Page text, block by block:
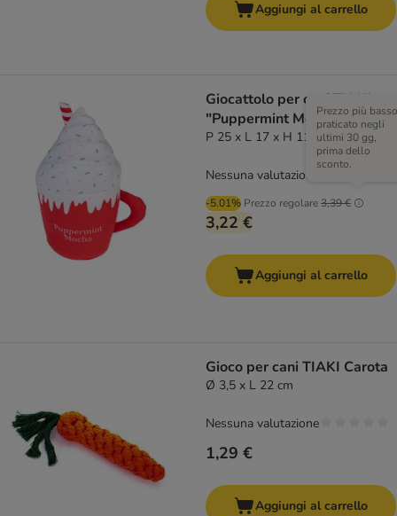
Aggiungi al carrello
Giocattolo per cani TIAKI
"Puppermint Mocha"
P 25 x L 17 x H 11 cm
-5.01% Prezzo regolare3,39 €
Prezzo più basso
praticato negli
ultimi 30 gg,
prima dello
sconto.
3,22 €
Nessuna valutazione
Aggiungi al carrello
Gioco per cani TIAKI Carota
Ø 3,5 x L 22 cm
1,29 €
Nessuna valutazione
Aggiungi al carrello